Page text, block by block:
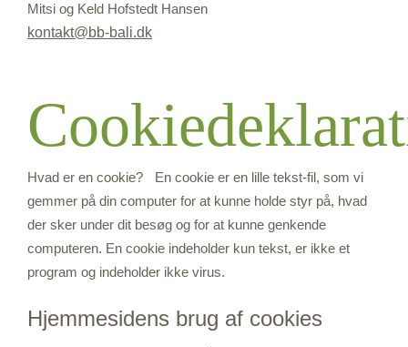
Mitsi og Keld Hofstedt Hansen
kontakt@bb-bali.dk
Hvad er en cookie? En cookie er en lille tekst-fil, som vi
gemmer på din computer for at kunne holde styr på, hvad
der sker under dit besøg og for at kunne genkende
computeren. En cookie indeholder kun tekst, er ikke et
program og indeholder ikke virus.
Hjemmesidens brug af cookies